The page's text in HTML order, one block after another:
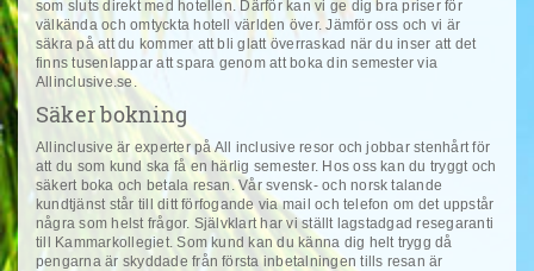
som sluts direkt med hotellen. Därför kan vi ge dig bra priser för
välkända och omtyckta hotell världen över. Jämför oss och vi är
säkra på att du kommer att bli glatt överraskad när du inser att det
finns tusenlappar att spara genom att boka din semester via
Allinclusive.se.
Säker bokning
Allinclusive är experter på All inclusive resor och jobbar stenhårt för
att du som kund ska få en härlig semester. Hos oss kan du tryggt och
säkert boka och betala resan. Vår svensk- och norsk talande
kundtjänst står till ditt förfogande via mail och telefon om det uppstår
några som helst frågor. Självklart har vi ställt lagstadgad resegaranti
till Kammarkollegiet. Som kund kan du känna dig helt trygg då
pengarna är skyddade från första inbetalningen tills resan är